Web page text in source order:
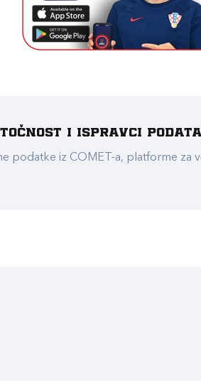
i ispravci
podatke iz COMET-a, platforme